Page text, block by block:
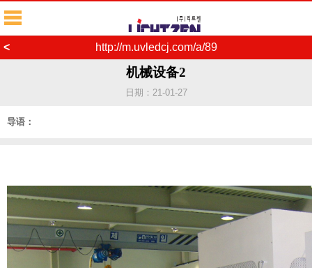
< http://m.uvledcj.com/a/89
机械设备2
日期：21-01-27
导语：